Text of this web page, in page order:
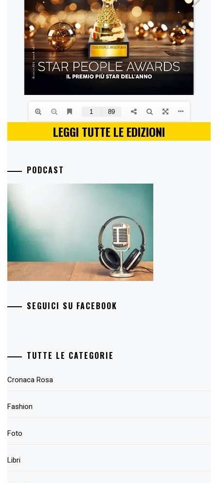
LEGGI TUTTE LE EDIZIONI
PODCAST
SEGUICI SU FACEBOOK
TUTTE LE CATEGORIE
Cronaca Rosa
Fashion
Foto
Libri